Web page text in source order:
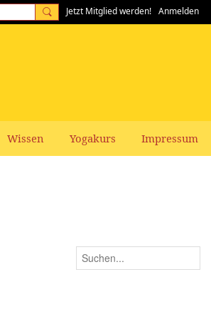
Jetzt Mitglied werden! Anmelden
Wissen Yogakurs Impressum